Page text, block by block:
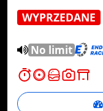
WYPRZEDANE
No limit